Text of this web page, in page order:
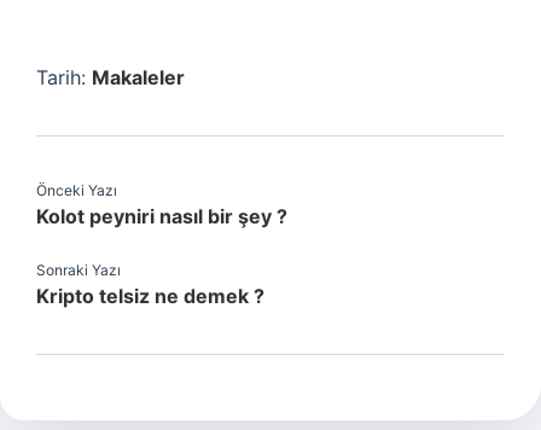
Tarih: Makaleler
Önceki Yazı
Kolot peyniri nasıl bir şey ?
Sonraki Yazı
Kripto telsiz ne demek ?